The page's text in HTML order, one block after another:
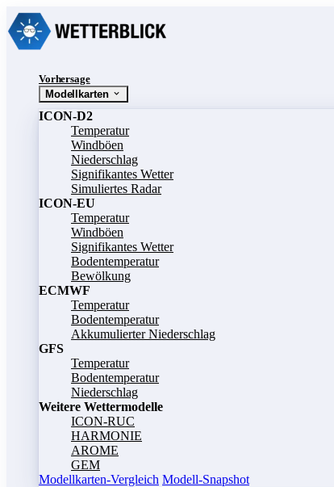
Vorhersage
Modellkarten
ICON-D2
Temperatur
Windböen
Niederschlag
Signifikantes Wetter
Simuliertes Radar
ICON-EU
Temperatur
Windböen
Signifikantes Wetter
Bodentemperatur
Bewölkung
ECMWF
Temperatur
Bodentemperatur
Akkumulierter Niederschlag
GFS
Temperatur
Bodentemperatur
Niederschlag
Weitere Wettermodelle
ICON-RUC
HARMONIE
AROME
GEM
Modellkarten-Vergleich Modell-Snapshot